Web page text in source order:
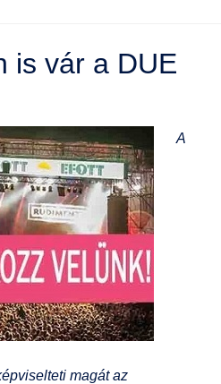
is vár a DUE
A
magát az